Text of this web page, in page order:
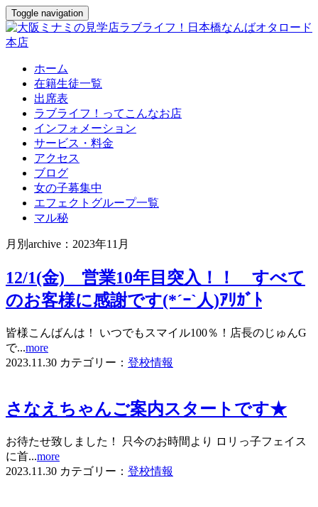
Toggle navigation
ホーム
在籍生徒一覧
出席表
ラブライフ！ってこんなお店
インフォメーション
サービス・料金
アクセス
ブログ
女の子募集中
エフェクトグループ一覧
マル秘
月別archive：2023年11月
12/1(金) 営業10年目突入！！ すべて
のお客様に感謝です(*´ｰ`人)ｱﾘｶﾞﾄ
皆様こんばんは！ いつでもスマイル100％！店長のじゅんG
で...more
2023.11.30 カテゴリー： 登校情報
さなえちゃんご案内スタートです★
お待たせ致しました！ 只今のお時間より ロリっ子フェイス
に首...more
2023.11.30 カテゴリー： 登校情報